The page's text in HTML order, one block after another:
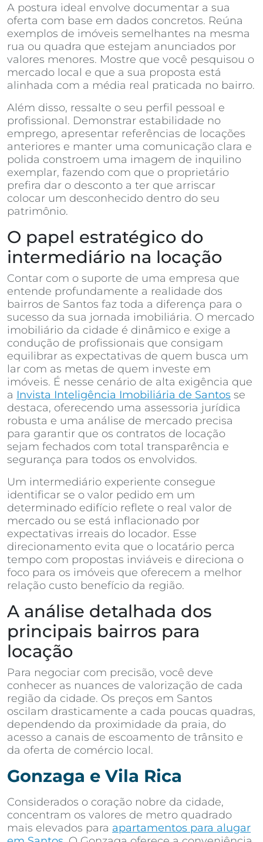
A postura ideal envolve documentar a sua
oferta com base em dados concretos. Reúna
exemplos de imóveis semelhantes na mesma
rua ou quadra que estejam anunciados por
valores menores. Mostre que você pesquisou o
mercado local e que a sua proposta está
alinhada com a média real praticada no bairro.
Além disso, ressalte o seu perfil pessoal e
profissional. Demonstrar estabilidade no
emprego, apresentar referências de locações
anteriores e manter uma comunicação clara e
polida constroem uma imagem de inquilino
exemplar, fazendo com que o proprietário
prefira dar o desconto a ter que arriscar
colocar um desconhecido dentro do seu
patrimônio.
O papel estratégico do
intermediário na locação
Contar com o suporte de uma empresa que
entende profundamente a realidade dos
bairros de Santos faz toda a diferença para o
sucesso da sua jornada imobiliária. O mercado
imobiliário da cidade é dinâmico e exige a
condução de profissionais que consigam
equilibrar as expectativas de quem busca um
lar com as metas de quem investe em
imóveis. É nesse cenário de alta exigência que
a Invista Inteligência Imobiliária de Santos se
destaca, oferecendo uma assessoria jurídica
robusta e uma análise de mercado precisa
para garantir que os contratos de locação
sejam fechados com total transparência e
segurança para todos os envolvidos.
Um intermediário experiente consegue
identificar se o valor pedido em um
determinado edifício reflete o real valor de
mercado ou se está inflacionado por
expectativas irreais do locador. Esse
direcionamento evita que o locatário perca
tempo com propostas inviáveis e direciona o
foco para os imóveis que oferecem a melhor
relação custo benefício da região.
A análise detalhada dos
principais bairros para
locação
Para negociar com precisão, você deve
conhecer as nuances de valorização de cada
região da cidade. Os preços em Santos
oscilam drasticamente a cada poucas quadras,
dependendo da proximidade da praia, do
acesso a canais de escoamento de trânsito e
da oferta de comércio local.
Gonzaga e Vila Rica
Considerados o coração nobre da cidade,
concentram os valores de metro quadrado
mais elevados para apartamentos para alugar